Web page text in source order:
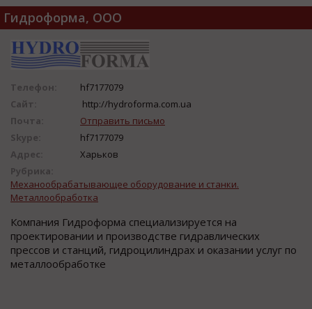
Гидроформа, ООО
Телефон:
hf7177079
Сайт:
http://hydroforma.com.ua
Почта:
Отправить письмо
Skype:
hf7177079
Адрес:
Харьков
Рубрика:
Механообрабатывающее оборудование и станки.
Металлообработка
Компания Гидроформа специализируется на
проектировании и производстве гидравлических
прессов и станций, гидроцилиндрах и оказании услуг по
металлообработке